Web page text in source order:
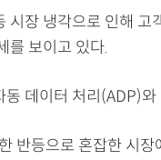
시장 냉각으로 인해 고
를 보이고 있다.
동 데이터 처리(ADP)
반등으로 혼잡한 시